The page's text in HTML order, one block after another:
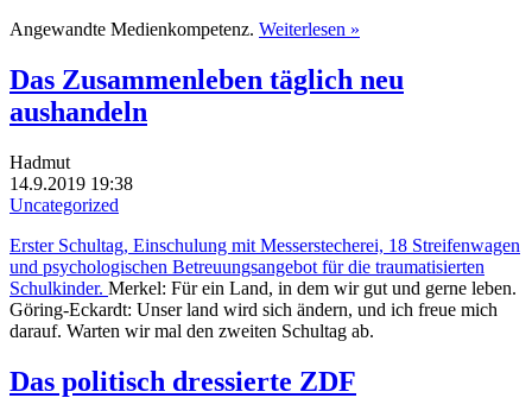
Angewandte Medienkompetenz. Weiterlesen »
Das Zusammenleben täglich neu
aushandeln
Hadmut
14.9.2019 19:38
Uncategorized
Erster Schultag, Einschulung mit Messerstecherei, 18 Streifenwagen
und psychologischen Betreuungsangebot für die traumatisierten
Schulkinder. Merkel: Für ein Land, in dem wir gut und gerne leben.
Göring-Eckardt: Unser land wird sich ändern, und ich freue mich
darauf. Warten wir mal den zweiten Schultag ab.
Das politisch dressierte ZDF